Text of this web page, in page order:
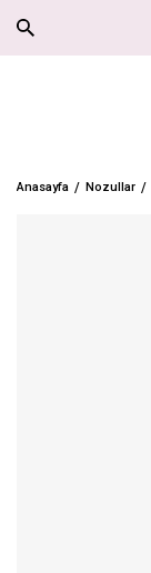
Anasayfa Nozullar